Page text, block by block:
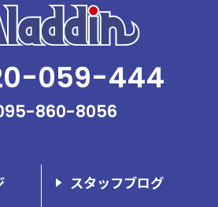
059-444
860-8056
スタッフブログ